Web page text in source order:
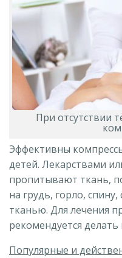
При отсутствии
Эффективны
детей. Лекарствами
пропитывают ткань,
на грудь, горло,
тканью. Для лечения
рекомендуется
Популярные и